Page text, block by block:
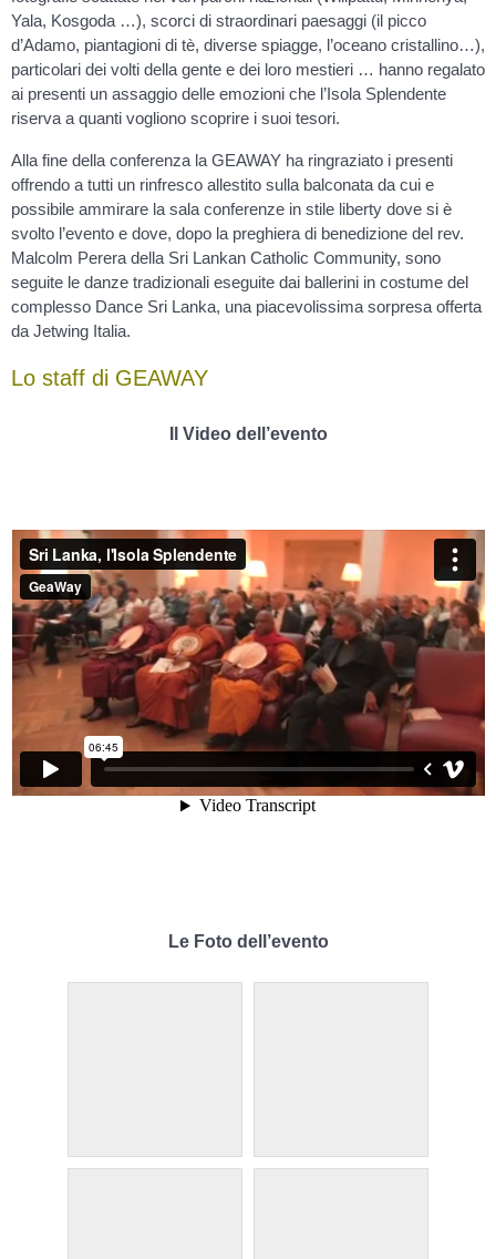
Yala, Kosgoda …), scorci di straordinari paesaggi (il picco
d’Adamo, piantagioni di tè, diverse spiagge, l’oceano cristallino…),
particolari dei volti della gente e dei loro mestieri … hanno regalato
ai presenti un assaggio delle emozioni che l’Isola Splendente
riserva a quanti vogliono scoprire i suoi tesori.
Alla fine della conferenza la GEAWAY ha ringraziato i presenti
offrendo a tutti un rinfresco allestito sulla balconata da cui e
possibile ammirare la sala conferenze in stile liberty dove si è
svolto l’evento e dove, dopo la preghiera di benedizione del rev.
Malcolm Perera della Sri Lankan Catholic Community, sono
seguite le danze tradizionali eseguite dai ballerini in costume del
complesso Dance Sri Lanka, una piacevolissima sorpresa offerta
da Jetwing Italia.
Lo staff di GEAWAY
Il Video dell’evento
Le Foto dell’evento